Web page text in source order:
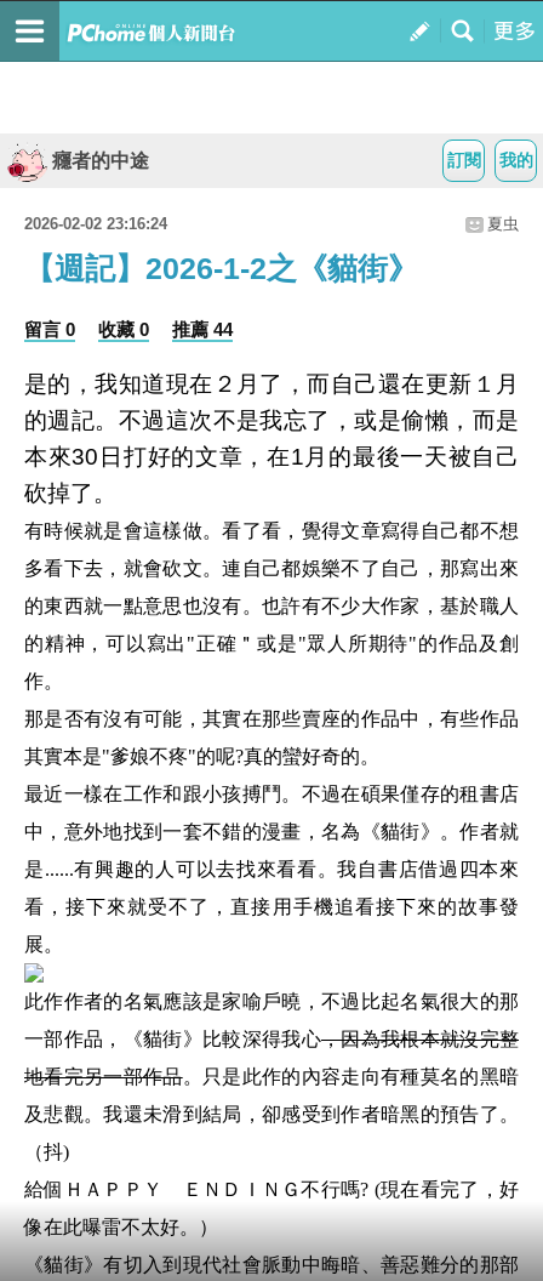
我的
訂閱
癮者的中途
2026-02-02 23:16:24 夏虫
【週記】2026-1-2之《貓街》
留言 0 收藏 0 推薦 44
是的，我知道現在２月了，而自己還在更新１月
的週記。不過這次不是我忘了，或是偷懶，而是
本來30日打好的文章，在1月的最後一天被自己
砍掉了。
有時候就是會這樣做。看了看，覺得文章寫得自己都不想
多看下去，就會砍文。連自己都娛樂不了自己，那寫出來
的東西就一點意思也沒有。也許有不少大作家，基於職人
的精神，可以寫出"正確＂或是"眾人所期待"的作品及創
作。
那是否有沒有可能，其實在那些賣座的作品中，有些作品
其實本是"爹娘不疼"的呢?真的蠻好奇的。
最近一樣在工作和跟小孩搏鬥。不過在碩果僅存的租書店
中，意外地找到一套不錯的漫畫，名為《貓街》。作者就
是......有興趣的人可以去找來看看。我自書店借過四本來
看，接下來就受不了，直接用手機追看接下來的故事發
展。
此作作者的名氣應該是家喻戶曉，不過比起名氣很大的那
一部作品，
《貓街》比較深得我心，因為我根本就沒完整
地看完另一部作品。只是此作的內容走向有種莫名的黑暗
及悲觀。我還未滑到結局，卻感受到作者暗黑的預告了。
（抖)
給個ＨＡＰＰＹ ＥＮＤＩＮＧ不行嗎? (現在看完了，好
像在此曝雷不太好。）
《貓街》有切入到現代社會脈動中晦暗、善惡難分的那部